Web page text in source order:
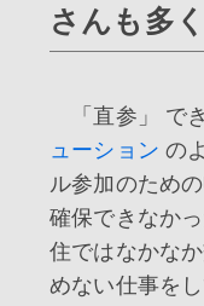
さんも多
「直参」 で
ューション の
ル参加のため
確保できなか
住ではなかな
めない仕事を